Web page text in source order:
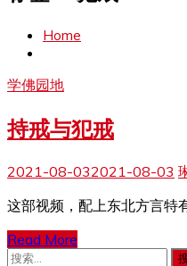
Home
学佛园地
持戒与犯戒
2021-08-032021-08-03
这部视频，配上东北方言特
Read More
搜